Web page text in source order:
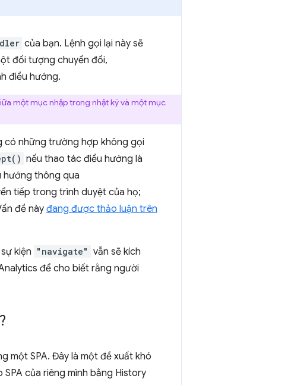
của bạn. Lệnh gọi lại này sẽ
đối tượng chuyển đổi,
điều hướng.
một mục nhập trong nhật ký và một mục
những trường hợp không gọi
nếu thao tác điều hướng là
hướng thông qua
tiếp trong trình duyệt của họ;
đề này đang được thảo luận trên
kiện "navigate" vẫn sẽ kích
để cho biết rằng người
một SPA. Đây là một đề xuất khó
của riêng mình bằng History